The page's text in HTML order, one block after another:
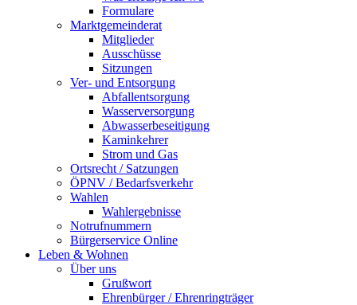
Formulare
Marktgemeinderat
Mitglieder
Ausschüsse
Sitzungen
Ver- und Entsorgung
Abfallentsorgung
Wasserversorgung
Abwasserbeseitigung
Kaminkehrer
Strom und Gas
Ortsrecht / Satzungen
ÖPNV / Bedarfsverkehr
Wahlen
Wahlergebnisse
Notrufnummern
Bürgerservice Online
Leben & Wohnen
Über uns
Grußwort
Ehrenbürger / Ehrenringträger